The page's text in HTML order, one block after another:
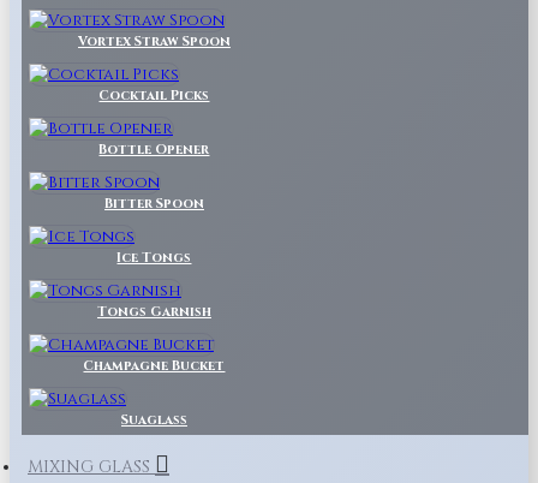
Vortex Straw Spoon
Cocktail Picks
Bottle Opener
Bitter Spoon
Ice Tongs
Tongs Garnish
Champagne Bucket
Suaglass
MIXING GLASS